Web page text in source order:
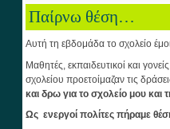
Παίρνω θέση…
Αυτή τη εβδομάδα το σχολείο
Μαθητές, εκπαιδευτικοί και
σχολείου προετοίμαζαν τις
και δρω για το σχολείο μου και
Ως ενεργοί πολίτες πήραμε